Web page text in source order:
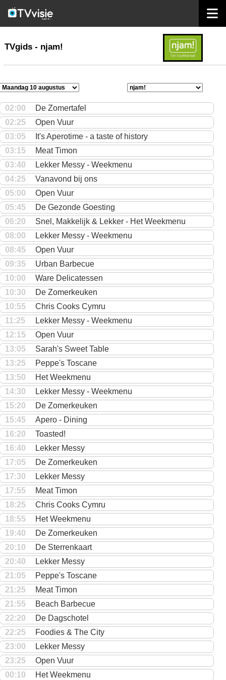
TVgids
TVgids - njam!
02:00
De Zomertafel
02:25
Open Vuur
03:05
It's Aperotime - a taste of history
03:15
Meat Timon
03:40
Lekker Messy - Weekmenu
04:25
Vanavond bij ons
05:00
Open Vuur
05:45
De Gezonde Goesting
06:20
Snel, Makkelijk & Lekker - Het Weekmenu
08:00
Lekker Messy - Weekmenu
08:45
Open Vuur
09:35
Urban Barbecue
10:00
Ware Delicatessen
10:30
De Zomerkeuken
10:55
Chris Cooks Cymru
11:25
Lekker Messy - Weekmenu
12:15
Open Vuur
13:05
Sarah's Sweet Table
13:25
Peppe's Toscane
13:50
Het Weekmenu
14:30
Lekker Messy - Weekmenu
15:20
De Zomerkeuken
15:45
Apero - Dining
16:20
Toasted!
16:40
Lekker Messy
17:05
De Zomerkeuken
17:30
Lekker Messy
17:55
Meat Timon
18:25
Chris Cooks Cymru
18:55
Het Weekmenu
19:40
De Zomerkeuken
20:10
De Sterrenkaart
20:40
Lekker Messy
21:05
Peppe's Toscane
21:25
Meat Timon
21:55
Beach Barbecue
22:20
De Dagschotel
22:25
Foodies & The City
23:00
Lekker Messy
23:25
Open Vuur
00:10
Het Weekmenu